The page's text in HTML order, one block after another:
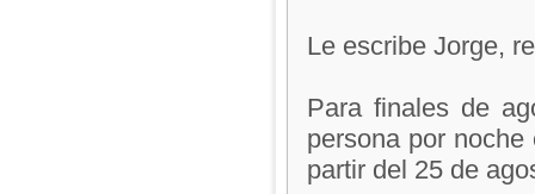
Le escribe Jorge,
Para finales de
persona por
partir del 25 de